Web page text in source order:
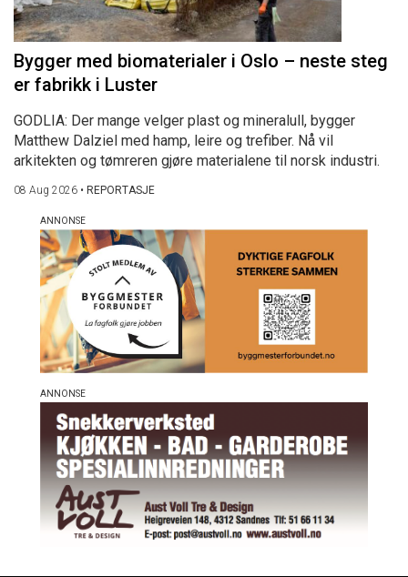
Bygger med biomaterialer i Oslo – neste steg
er fabrikk i Luster
GODLIA: Der mange velger plast og mineralull, bygger
Matthew Dalziel med hamp, leire og trefiber. Nå vil
arkitekten og tømreren gjøre materialene til norsk industri.
08 Aug 2026 • REPORTASJE